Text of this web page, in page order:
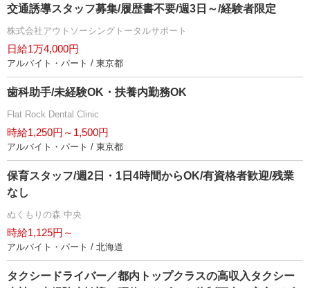
交通誘導スタッフ募集/履歴書不要/週3日～/経験者限定
株式会社アウトソーシングトータルサポート
日給1万4,000円
アルバイト・パート / 東京都
歯科助手/未経験OK・扶養内勤務OK
Flat Rock Dental Clinic
時給1,250円～1,500円
アルバイト・パート / 東京都
保育スタッフ/週2日・1日4時間からOK/有資格者歓迎/残業
なし
ぬくもりの森 中央
時給1,125円～
アルバイト・パート / 北海道
タクシードライバー／都内トップクラスの高収入タクシー